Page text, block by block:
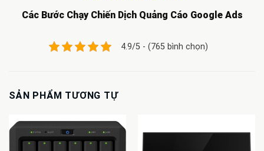
Các Bước Chạy Chiến Dịch Quảng Cáo Google Ads
4.9/5 - (765 bình chọn)
SẢN PHẨM TƯƠNG TỰ